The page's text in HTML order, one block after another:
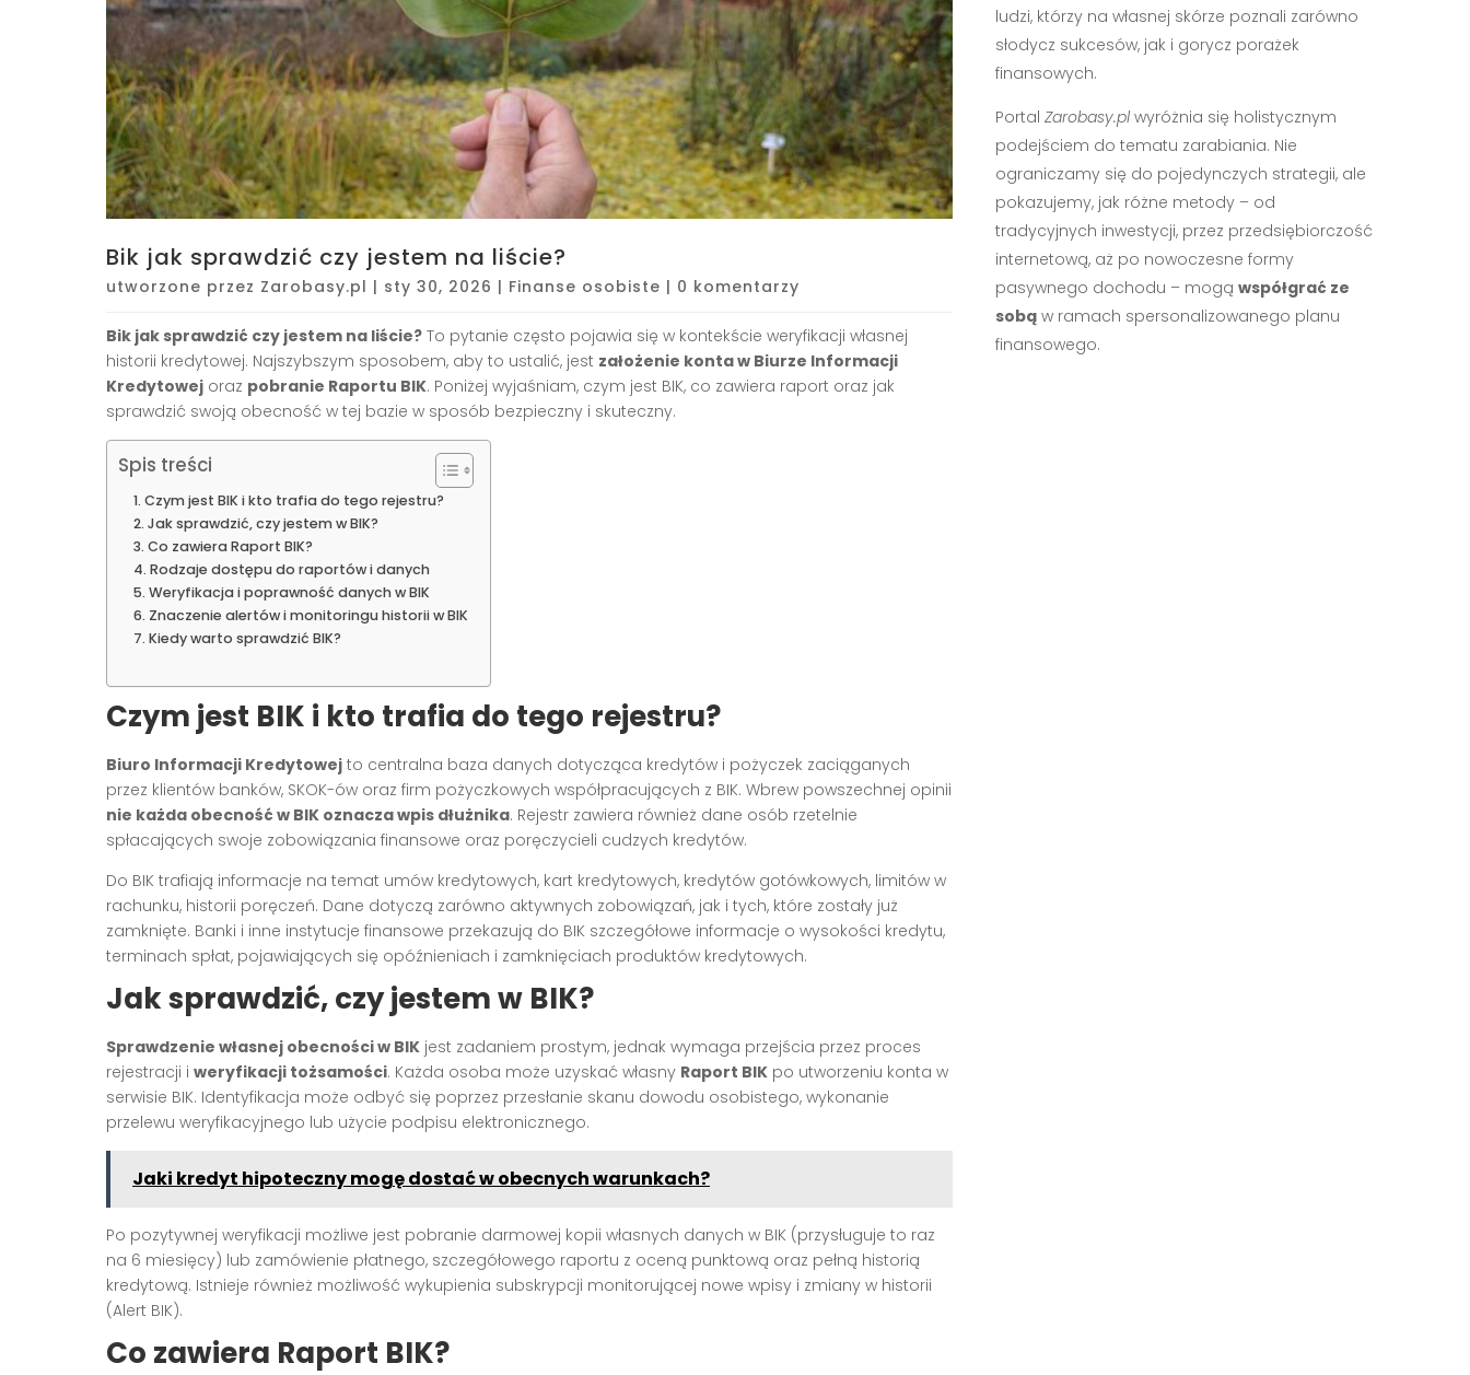
Bik jak sprawdzić czy jestem na liście?
utworzone przez Zarobasy.pl | sty 30, 2026 | Finanse osobiste | 0 komentarzy
Bik jak sprawdzić czy jestem na liście? To pytanie często pojawia się w kontekście weryfikacji własnej
historii kredytowej. Najszybszym sposobem, aby to ustalić, jest założenie konta w Biurze Informacji
Kredytowej oraz pobranie Raportu BIK. Poniżej wyjaśniam, czym jest BIK, co zawiera raport oraz jak
sprawdzić swoją obecność w tej bazie w sposób bezpieczny i skuteczny.
Spis treści
Czym jest BIK i kto trafia do tego rejestru?
Jak sprawdzić, czy jestem w BIK?
Co zawiera Raport BIK?
Rodzaje dostępu do raportów i danych
Weryfikacja i poprawność danych w BIK
Znaczenie alertów i monitoringu historii w BIK
Kiedy warto sprawdzić BIK?
Czym jest BIK i kto trafia do tego rejestru?
Biuro Informacji Kredytowej to centralna baza danych dotycząca kredytów i pożyczek zaciąganych
przez klientów banków, SKOK-ów oraz firm pożyczkowych współpracujących z BIK. Wbrew powszechnej opinii
nie każda obecność w BIK oznacza wpis dłużnika. Rejestr zawiera również dane osób rzetelnie
spłacających swoje zobowiązania finansowe oraz poręczycieli cudzych kredytów.
Do BIK trafiają informacje na temat umów kredytowych, kart kredytowych, kredytów gotówkowych, limitów w
rachunku, historii poręczeń. Dane dotyczą zarówno aktywnych zobowiązań, jak i tych, które zostały już
zamknięte. Banki i inne instytucje finansowe przekazują do BIK szczegółowe informacje o wysokości kredytu,
terminach spłat, pojawiających się opóźnieniach i zamknięciach produktów kredytowych.
Jak sprawdzić, czy jestem w BIK?
Sprawdzenie własnej obecności w BIK jest zadaniem prostym, jednak wymaga przejścia przez proces
rejestracji i weryfikacji tożsamości. Każda osoba może uzyskać własny Raport BIK po utworzeniu konta w
serwisie BIK. Identyfikacja może odbyć się poprzez przesłanie skanu dowodu osobistego, wykonanie
przelewu weryfikacyjnego lub użycie podpisu elektronicznego.
Jaki kredyt hipoteczny mogę dostać w obecnych warunkach?
Po pozytywnej weryfikacji możliwe jest pobranie darmowej kopii własnych danych w BIK (przysługuje to raz
na 6 miesięcy) lub zamówienie płatnego, szczegółowego raportu z oceną punktową oraz pełną historią
kredytową. Istnieje również możliwość wykupienia subskrypcji monitorującej nowe wpisy i zmiany w historii
(Alert BIK).
Co zawiera Raport BIK?
ludzi, którzy na własnej skórze poznali zarówno
słodycz sukcesów, jak i gorycz porażek
finansowych.
Portal Zarobasy.plwyróżnia się holistycznym
podejściem do tematu zarabiania. Nie
ograniczamy się do pojedynczych strategii, ale
pokazujemy, jak różne metody – od
tradycyjnych inwestycji, przez przedsiębiorczość
internetową, aż po nowoczesne formy
pasywnego dochodu – mogą współgrać ze
sobąw ramach spersonalizowanego planu
finansowego.